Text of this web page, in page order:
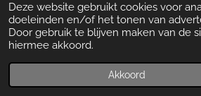
Deze website gebruikt cookies voor
doeleinden en/of het tonen van
Door gebruik te blijven maken van de
hiermee akkoord.
Akkoord
Powered byJouwWeb
Telefoonnummer